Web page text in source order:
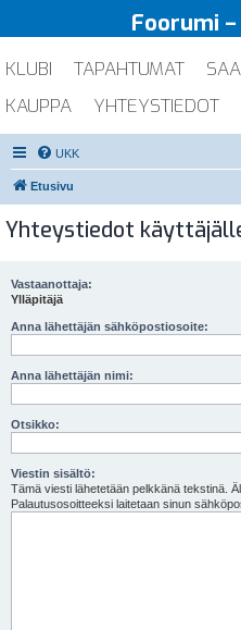
Foorumi
KLUBI TAPAHTUMAT
KAUPPA
YHTEYSTIEDOT
UKK
Etusivu
Yhteystiedot
Vastaanottaja:
Ylläpitäjä
Anna lähettäjän sähköpostiosoite:
Anna lähettäjän nimi:
Otsikko:
Viestin sisältö:
Tämä viesti lähetetään pelkkänä tekstinä.
Palautusosoitteeksi laitetaan sinun